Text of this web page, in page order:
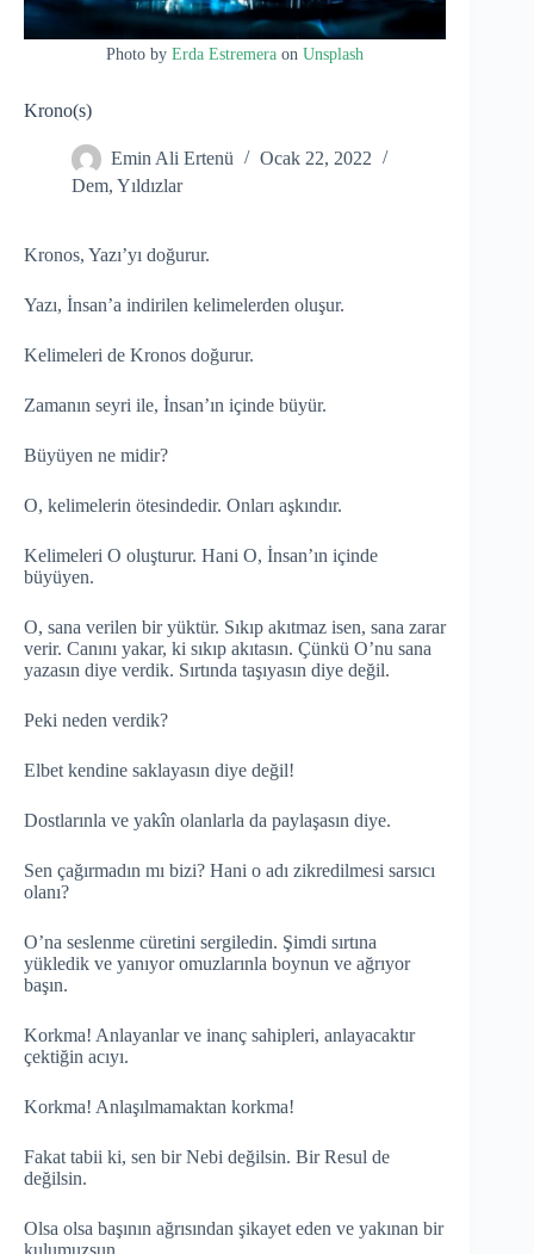
Photo byErda Estremera onUnsplash
Krono(s)
Emin Ali Ertenü
Ocak 22, 2022
Dem, Yıldızlar
Kronos, Yazı’yı doğurur.
Yazı, İnsan’a indirilen kelimelerden oluşur.
Kelimeleri de Kronos doğurur.
Zamanın seyri ile, İnsan’ın içinde büyür.
Büyüyen ne midir?
O, kelimelerin ötesindedir. Onları aşkındır.
Kelimeleri O oluşturur. Hani O, İnsan’ın içinde
büyüyen.
O, sana verilen bir yüktür. Sıkıp akıtmaz isen, sana zarar
verir. Canını yakar, ki sıkıp akıtasın. Çünkü O’nu sana
yazasın diye verdik. Sırtında taşıyasın diye değil.
Peki neden verdik?
Elbet kendine saklayasın diye değil!
Dostlarınla ve yakîn olanlarla da paylaşasın diye.
Sen çağırmadın mı bizi? Hani o adı zikredilmesi sarsıcı
olanı?
O’na seslenme cüretini sergiledin. Şimdi sırtına
yükledik ve yanıyor omuzlarınla boynun ve ağrıyor
başın.
Korkma! Anlayanlar ve inanç sahipleri, anlayacaktır
çektiğin acıyı.
Korkma! Anlaşılmamaktan korkma!
Fakat tabii ki, sen bir Nebi değilsin. Bir Resul de
değilsin.
Olsa olsa başının ağrısından şikayet eden ve yakınan bir